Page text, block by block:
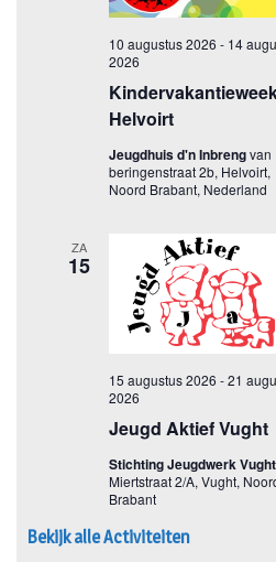
Bekijk alle Activiteiten